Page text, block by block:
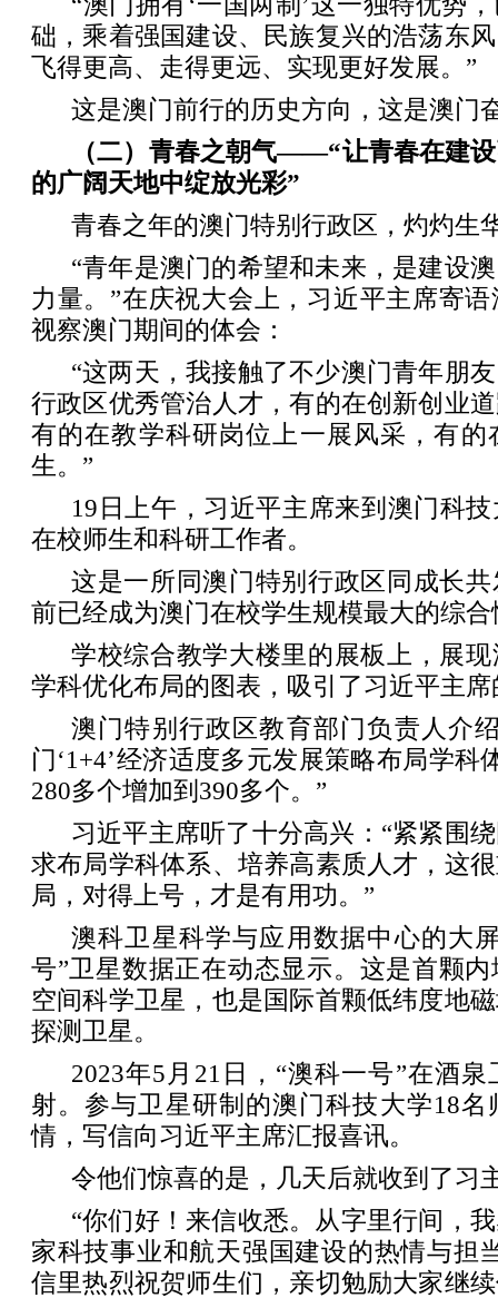
础，乘着强国建设、民族复兴的浩荡东
飞得更高、走得更远、实现更好发展。”
这是澳门前行的历史方向，这是澳门
（二）青春之朝气——“让青春在建
的广阔天地中绽放光彩”
青春之年的澳门特别行政区，灼灼生
“青年是澳门的希望和未来，是建设
力量。”在庆祝大会上，习近平主席寄
视察澳门期间的体会：
“这两天，我接触了不少澳门青年朋
行政区优秀管治人才，有的在创新创业
有的在教学科研岗位上一展风采，有的
生。”
19日上午，习近平主席来到澳门科
在校师生和科研工作者。
这是一所同澳门特别行政区同成长
前已经成为澳门在校学生规模最大的综
学校综合教学大楼里的展板上，展
学科优化布局的图表，吸引了习近平主
澳门特别行政区教育部门负责人介
门‘1+4’经济适度多元发展策略布局学科
280多个增加到390多个。”
习近平主席听了十分高兴：“紧紧围
求布局学科体系、培养高素质人才，这
局，对得上号，才是有用功。”
澳科卫星科学与应用数据中心的大
号”卫星数据正在动态显示。这是首颗
空间科学卫星，也是国际首颗低纬度地
探测卫星。
2023年5月21日，“澳科一号”在酒
射。参与卫星研制的澳门科技大学18
情，写信向习近平主席汇报喜讯。
令他们惊喜的是，几天后就收到了习
“你们好！来信收悉。从字里行间，
家科技事业和航天强国建设的热情与担
信里热烈祝贺师生们，亲切勉励大家继